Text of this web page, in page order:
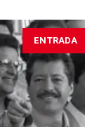
ENTRADA